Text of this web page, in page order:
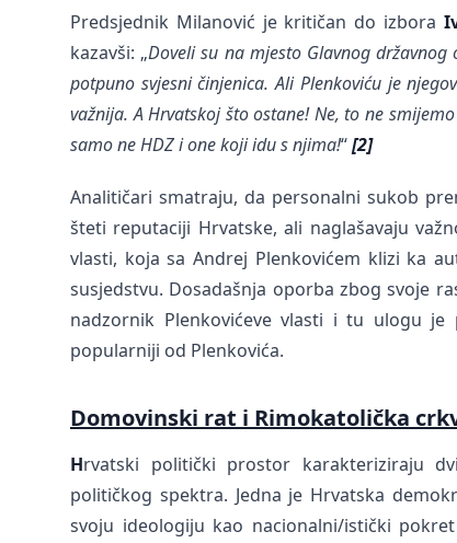
Predsjednik Milanović je kritičan do izbora
kazavši: „Doveli su na mjesto Glavnog
potpuno svjesni činjenica. Ali Plenkoviću je
važnija. A Hrvatskoj što ostane! Ne, to ne
samo ne HDZ i one koji idu s njima!“[2]
Analitičari smatraju, da personalni sukob
šteti reputaciji Hrvatske, ali naglašavaju
vlasti, koja sa Andrej Plenkovićem klizi ka
susjedstvu. Dosadašnja oporba zbog svoje
nadzornik Plenkovićeve vlasti i tu ulogu
popularniji od Plenkovića.
Domovinski rat i Rimokatolička
Hrvatski politički prostor karakteriziraju
političkog spektra. Jedna je Hrvatska
svoju ideologiju kao nacionalni/istički